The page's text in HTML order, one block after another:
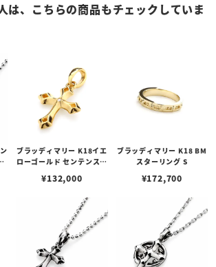
は、こちらの商品もチェックしていま
ブラッディマリー K18イエ
ローゴールド センテンスペ
ド
¥132,000
ブラッディマリー K18 BM
スターリング S
¥172,700